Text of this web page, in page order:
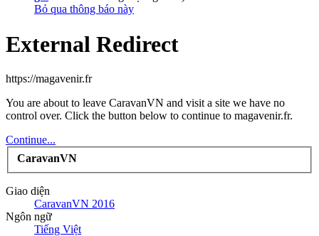
Bỏ qua thông báo này
External Redirect
https://magavenir.fr
You are about to leave CaravanVN and visit a site we have no
control over. Click the button below to continue to magavenir.fr.
Continue...
CaravanVN
Giao diện
CaravanVN 2016
Ngôn ngữ
Tiếng Việt